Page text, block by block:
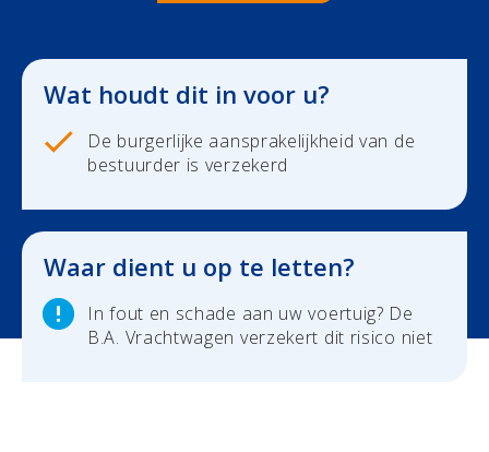
Uw financiën
Bedrijfsleider
Uw financiën
Polis Check
Wat houdt dit in voor u?
De burgerlijke aansprakelijkheid van de
bestuurder is verzekerd
Waar dient u op te letten?
In fout en schade aan uw voertuig? De
B.A. Vrachtwagen verzekert dit risico niet